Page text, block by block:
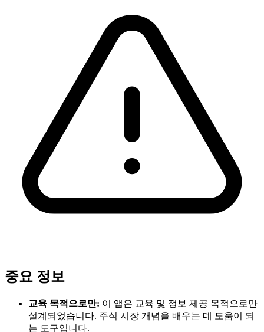
중요 정보
교육 목적으로만: 이 앱은 교육 및 정보 제공 목적으로만
설계되었습니다. 주식 시장 개념을 배우는 데 도움이 되
는 도구입니다.